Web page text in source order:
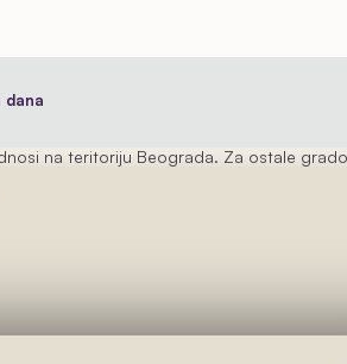
dana
na teritoriju Beograda. Za ostale